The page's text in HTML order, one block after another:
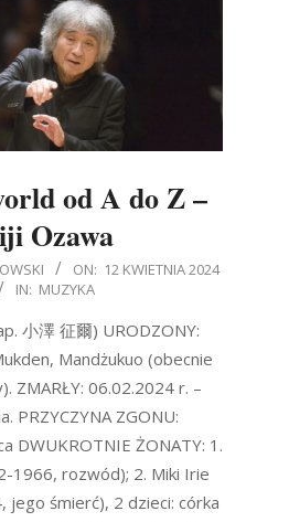
od A do Z –
Ozawa
ON: 12 KWIETNIA 2024
IN: MUZYKA
小澤 征爾) URODZONY:
Mandżukuo (obecnie
ZMARŁY: 06.02.2024 r. –
PRZYCZYNA ZGONU:
DWUKROTNIE ŻONATY: 1.
1966, rozwód); 2. Miki Irie
jego śmierć), 2 dzieci: córka